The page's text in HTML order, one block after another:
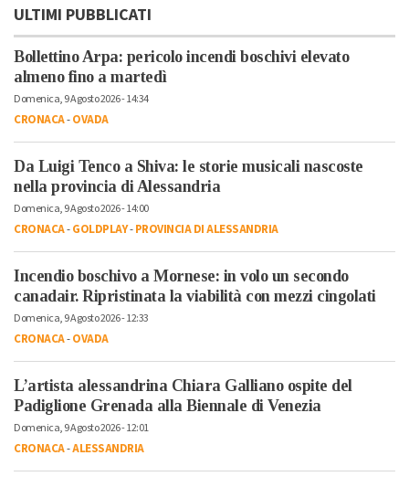
ULTIMI PUBBLICATI
Bollettino Arpa: pericolo incendi boschivi elevato
almeno fino a martedì
Domenica, 9 Agosto 2026 - 14:34
CRONACA-OVADA
Da Luigi Tenco a Shiva: le storie musicali nascoste
nella provincia di Alessandria
Domenica, 9 Agosto 2026 - 14:00
CRONACA-GOLDPLAY-PROVINCIA DI ALESSANDRIA
Incendio boschivo a Mornese: in volo un secondo
canadair. Ripristinata la viabilità con mezzi cingolati
Domenica, 9 Agosto 2026 - 12:33
CRONACA-OVADA
L’artista alessandrina Chiara Galliano ospite del
Padiglione Grenada alla Biennale di Venezia
Domenica, 9 Agosto 2026 - 12:01
CRONACA-ALESSANDRIA